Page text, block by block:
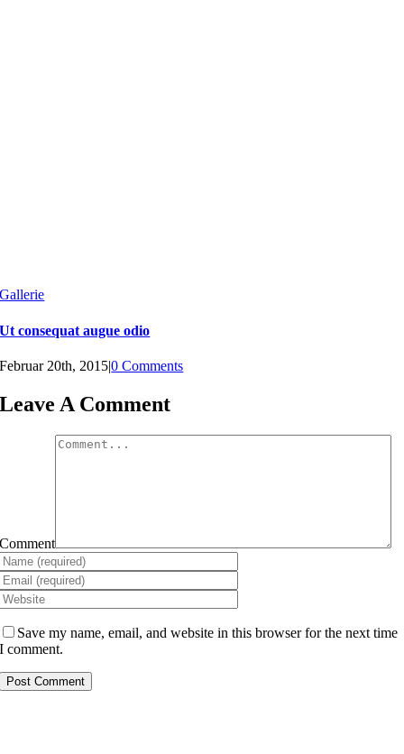
Gallerie
Ut consequat augue odio
Februar 20th, 2015|0 Comments
Leave A Comment
Comment
Save my name, email, and website in this browser for the next time
I comment.